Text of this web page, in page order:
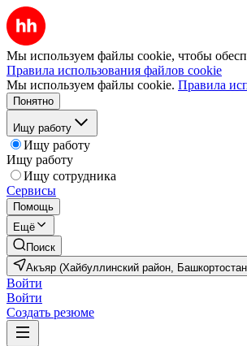
Мы используем файлы cookie, чтобы
Правила использования файлов cookie
Мы используем файлы cookie. Правила
Понятно
Ищу работу
Ищу работу
Ищу работу
Ищу сотрудника
Сервисы
Помощь
Ещё
Поиск
Акъяр (Хайбуллинский район,
Войти
Войти
Создать резюме